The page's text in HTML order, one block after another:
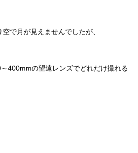
で月が見えませんでしたが、
400mmの望遠レンズでどれだけ撮れる